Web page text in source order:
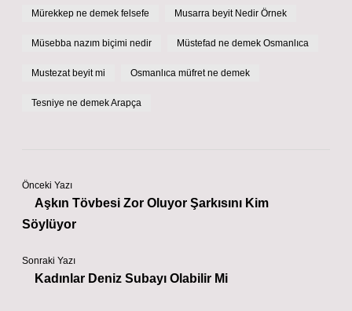
Mürekkep ne demek felsefe Musarra beyit Nedir Örnek
Müsebba nazım biçimi nedir Müstefad ne demek Osmanlıca
Mustezat beyit mi Osmanlıca müfret ne demek
Tesniye ne demek Arapça
Önceki Yazı
Aşkın Tövbesi Zor Oluyor Şarkısını Kim
Söylüyor
Sonraki Yazı
Kadınlar Deniz Subayı Olabilir Mi